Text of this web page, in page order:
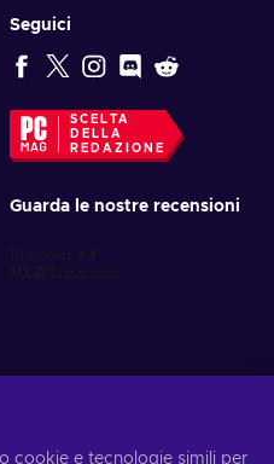
Seguici
SCELTA
DELLA
REDAZIONE
Guarda le nostre recensioni
cookie e tecnologie simili per